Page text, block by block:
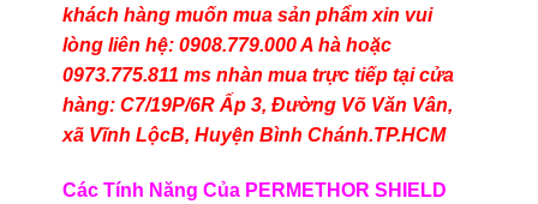
khách hàng muốn mua sản phẩm xin vui
lòng liên hệ: 0908.779.000 A hà hoặc
0973.775.811 ms nhàn mua trực tiếp tại cửa
hàng: C7/19P/6R Ấp 3, Đường Võ Văn Vân,
xã Vĩnh LộcB, Huyện Bình Chánh.TP.HCM
Các Tính Năng Của PERMETHOR SHIELD